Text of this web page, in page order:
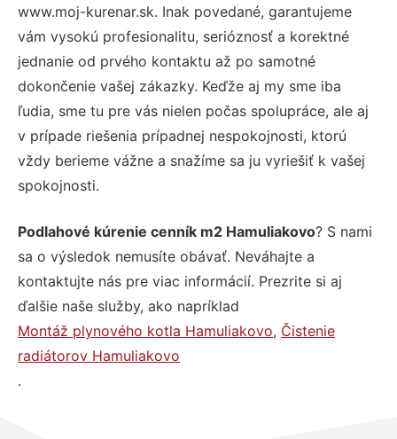
www.moj-kurenar.sk. Inak povedané, garantujeme
vám vysokú profesionalitu, serióznosť a korektné
jednanie od prvého kontaktu až po samotné
dokončenie vašej zákazky. Keďže aj my sme iba
ľudia, sme tu pre vás nielen počas spolupráce, ale aj
v prípade riešenia prípadnej nespokojnosti, ktorú
vždy berieme vážne a snažíme sa ju vyriešiť k vašej
spokojnosti.
Podlahové kúrenie cenník m2 Hamuliakovo? S nami
sa o výsledok nemusíte obávať. Neváhajte a
kontaktujte nás pre viac informácií. Prezrite si aj
ďalšie naše služby, ako napríklad
Montáž plynového kotla Hamuliakovo, Čistenie
radiátorov Hamuliakovo
.